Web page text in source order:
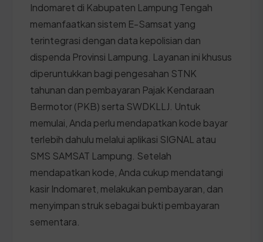
Indomaret di Kabupaten Lampung Tengah
memanfaatkan sistem E-Samsat yang
terintegrasi dengan data kepolisian dan
dispenda Provinsi Lampung. Layanan ini khusus
diperuntukkan bagi pengesahan STNK
tahunan dan pembayaran Pajak Kendaraan
Bermotor (PKB) serta SWDKLLJ. Untuk
memulai, Anda perlu mendapatkan kode bayar
terlebih dahulu melalui aplikasi SIGNAL atau
SMS SAMSAT Lampung. Setelah
mendapatkan kode, Anda cukup mendatangi
kasir Indomaret, melakukan pembayaran, dan
menyimpan struk sebagai bukti pembayaran
sementara.